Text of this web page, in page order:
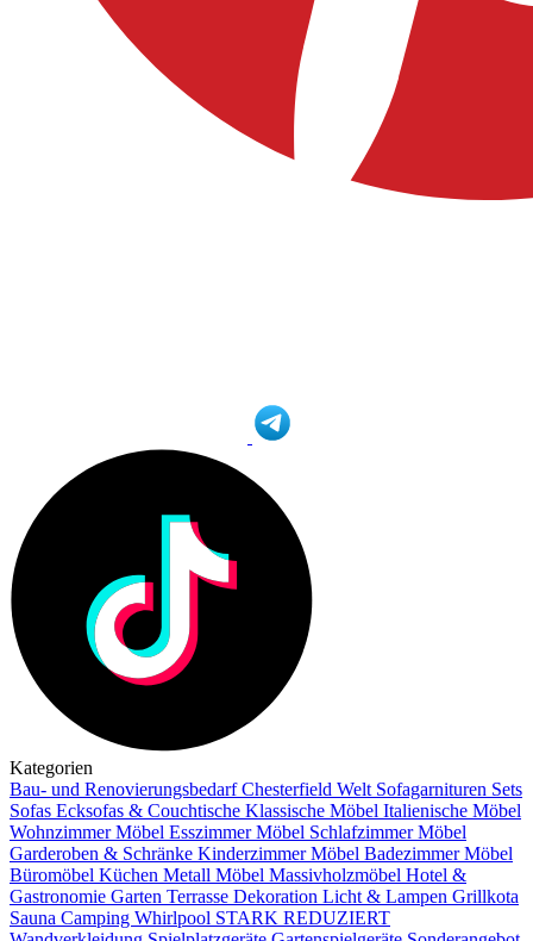
Kategorien
Bau- und RenovierungsbedarfChesterfield Welt Sofagarnituren Sets
Sofas Ecksofas & Couchtische Klassische Möbel Italienische Möbel
Wohnzimmer Möbel Esszimmer Möbel Schlafzimmer Möbel
Garderoben & Schränke Kinderzimmer Möbel Badezimmer Möbel
Büromöbel Küchen Metall Möbel Massivholzmöbel Hotel &
Gastronomie Garten Terrasse Dekoration Licht & Lampen Grillkota
Sauna Camping Whirlpool STARK REDUZIERT